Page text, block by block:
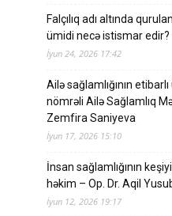
Falçılıq adı altında
ümidi necə istismar edir?
İyun 24, 2026 17:42
Ailə sağlamlığının
nömrəli Ailə Sağlamlıq
Zemfira Saniyeva
İyun 17, 2026 15:10
İnsan sağlamlığının
həkim – Op. Dr. Aqil
İyun 12, 2026 19:17